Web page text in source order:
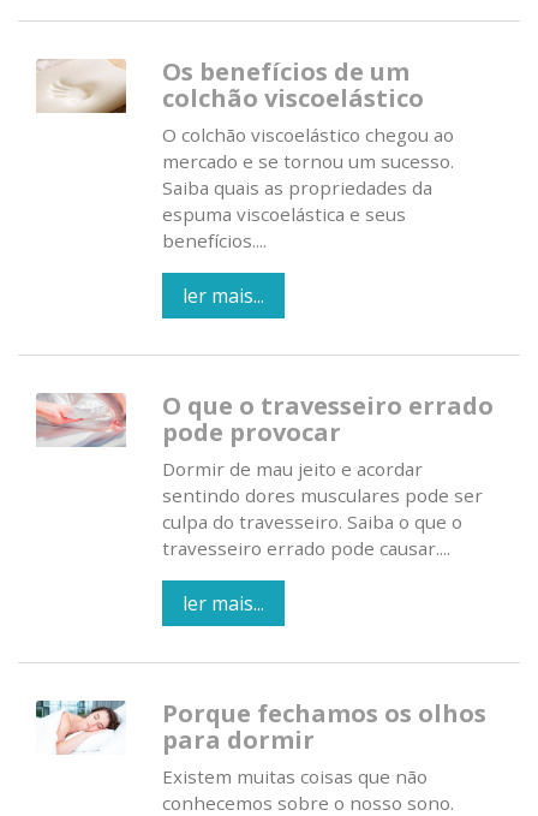
Os benefícios de um
colchão viscoelástico
O colchão viscoelástico chegou ao
mercado e se tornou um sucesso.
Saiba quais as propriedades da
espuma viscoelástica e seus
benefícios....
ler mais...
O que o travesseiro errado
pode provocar
Dormir de mau jeito e acordar
sentindo dores musculares pode ser
culpa do travesseiro. Saiba o que o
travesseiro errado pode causar....
ler mais...
Porque fechamos os olhos
para dormir
Existem muitas coisas que não
conhecemos sobre o nosso sono.